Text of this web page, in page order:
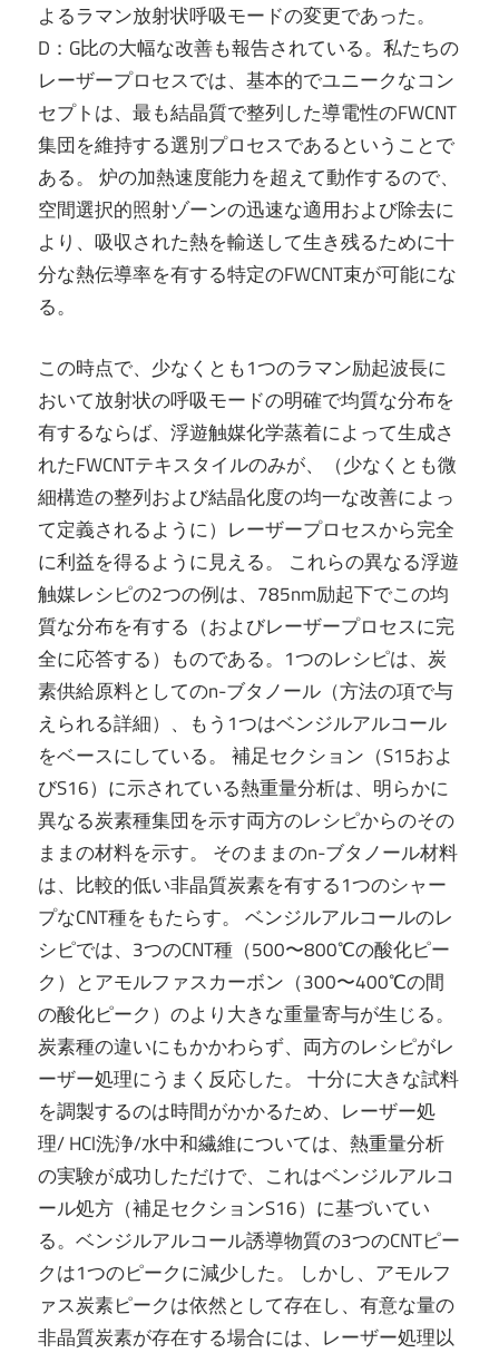
よるラマン放射状呼吸モードの変更であった。
D：G比の大幅な改善も報告されている。私たちの
レーザープロセスでは、基本的でユニークなコン
セプトは、最も結晶質で整列した導電性のFWCNT
集団を維持する選別プロセスであるということで
ある。 炉の加熱速度能力を超えて動作するので、
空間選択的照射ゾーンの迅速な適用および除去に
より、吸収された熱を輸送して生き残るために十
分な熱伝導率を有する特定のFWCNT束が可能にな
る。
この時点で、少なくとも1つのラマン励起波長に
おいて放射状の呼吸モードの明確で均質な分布を
有するならば、浮遊触媒化学蒸着によって生成さ
れたFWCNTテキスタイルのみが、（少なくとも微
細構造の整列および結晶化度の均一な改善によっ
て定義されるように）レーザープロセスから完全
に利益を得るように見える。 これらの異なる浮遊
触媒レシピの2つの例は、785nm励起下でこの均
質な分布を有する（およびレーザープロセスに完
全に応答する）ものである。1つのレシピは、炭
素供給原料としてのn-ブタノール（方法の項で与
えられる詳細）、もう1つはベンジルアルコール
をベースにしている。 補足セクション（S15およ
びS16）に示されている熱重量分析は、明らかに
異なる炭素種集団を示す両方のレシピからのその
ままの材料を示す。 そのままのn-ブタノール材料
は、比較的低い非晶質炭素を有する1つのシャー
プなCNT種をもたらす。 ベンジルアルコールのレ
シピでは、3つのCNT種（500〜800℃の酸化ピー
ク）とアモルファスカーボン（300〜400℃の間
の酸化ピーク）のより大きな重量寄与が生じる。
炭素種の違いにもかかわらず、両方のレシピがレ
ーザー処理にうまく反応した。 十分に大きな試料
を調製するのは時間がかかるため、レーザー処
理/ HCl洗浄/水中和繊維については、熱重量分析
の実験が成功しただけで、これはベンジルアルコ
ール処方（補足セクションS16）に基づいてい
る。ベンジルアルコール誘導物質の3つのCNTピー
クは1つのピークに減少した。 しかし、アモルフ
ァス炭素ピークは依然として存在し、有意な量の
非晶質炭素が存在する場合には、レーザー処理以